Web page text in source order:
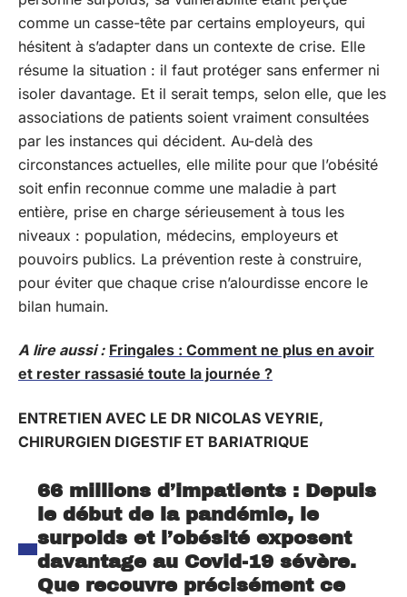
comme un casse-tête par certains employeurs, qui
hésitent à s’adapter dans un contexte de crise. Elle
résume la situation : il faut protéger sans enfermer ni
isoler davantage. Et il serait temps, selon elle, que les
associations de patients soient vraiment consultées
par les instances qui décident. Au-delà des
circonstances actuelles, elle milite pour que l’obésité
soit enfin reconnue comme une maladie à part
entière, prise en charge sérieusement à tous les
niveaux : population, médecins, employeurs et
pouvoirs publics. La prévention reste à construire,
pour éviter que chaque crise n’alourdisse encore le
bilan humain.
A lire aussi : Fringales : Comment ne plus en avoir
et rester rassasié toute la journée ?
ENTRETIEN AVEC LE DR NICOLAS VEYRIE,
CHIRURGIEN DIGESTIF ET BARIATRIQUE
66 millions d’impatients : Depuis
le début de la pandémie, le
surpoids et l’obésité exposent
davantage au Covid-19 sévère.
Que recouvre précisément ce